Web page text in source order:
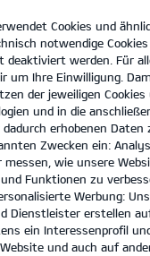
NUTZFAHRZEUGE
Cookies und
notwendige
deaktiviert werden. Für
um Ihre Einwilligung.
der jeweiligen Cookies
und in die
erhobenen Daten
Zwecken ein:
messen, wie unsere
Funktionen zu
Werbung:
Dienstleister erstellen
ein Interessenprofil
und auch auf